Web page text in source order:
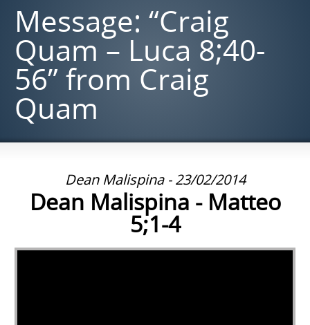
Message: “Craig
Quam – Luca 8;40-
56” from Craig
Quam
Dean Malispina - 23/02/2014
Dean Malispina - Matteo
5;1-4